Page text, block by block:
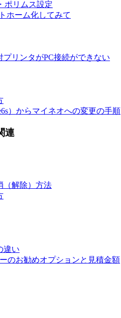
ポリムス設定
ホーム化してみて
リンタがPC接続ができない
）からマイネオへの変更の手順
連
（解除）方法
違い
のお勧めオプションと見積金額